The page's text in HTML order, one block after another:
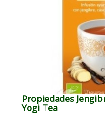
Propiedades
Yogi Tea